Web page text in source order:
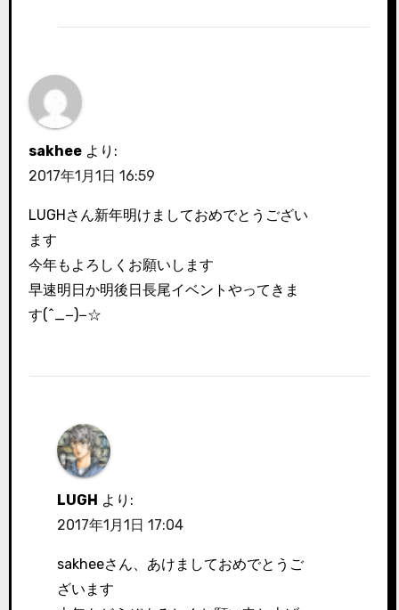
sakhee より:
2017年1月1日 16:59
LUGHさん新年明けましておめでとうござい
ます
今年もよろしくお願いします
早速明日か明後日長尾イベントやってきま
す(^_−)−☆
LUGH より:
2017年1月1日 17:04
sakheeさん、あけましておめでとうご
ざいます